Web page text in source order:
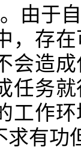
由于
，存
会造
任务
工作
求有功